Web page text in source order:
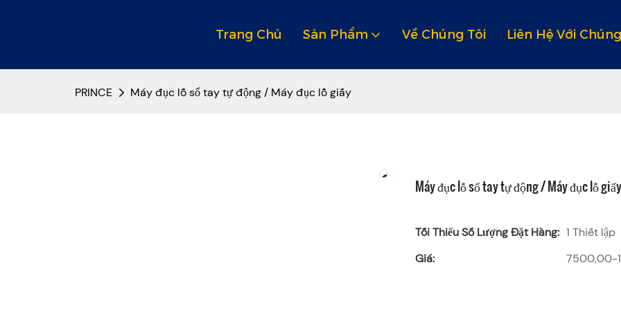
Trang Chủ Sản Phẩm Về Chúng Tôi Liên Hệ Với
PRINCE Máy đục lỗ sổ tay tự động / Máy đục lỗ giấy
Máy đục lỗ sổ tay tự động / Máy đục lỗ giấy
Tối Thiểu Số Lượng Đặt Hàng: 1 Thiết lập
Giá:
7500,00-